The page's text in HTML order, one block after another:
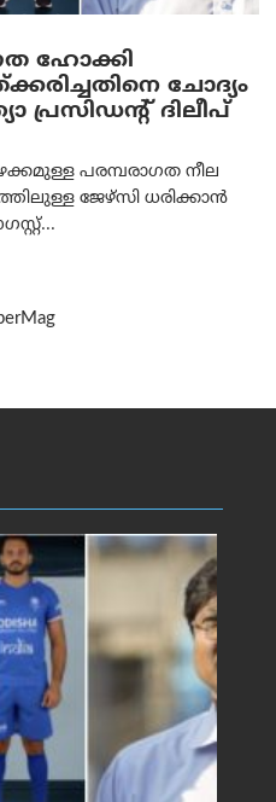
ഹോക്കി
ചോദ്യം
പ്രസിഡന്റ് ദിലീപ്
പരമ്പരാഗത നീല
ജേഴ്‌സി ധരിക്കാൻ